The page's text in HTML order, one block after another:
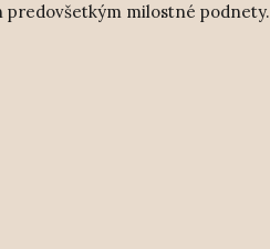
predovšetkým milostné podnety.